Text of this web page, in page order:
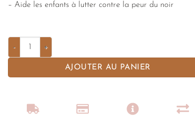
– Aide les enfants à lutter contre la peur du noir
AJOUTER AU PANIER